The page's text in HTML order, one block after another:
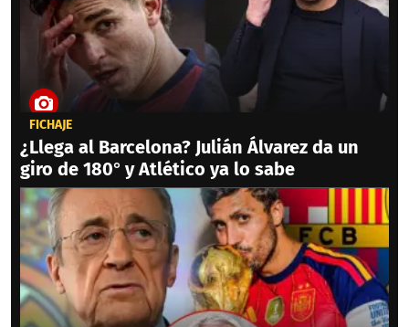
FICHAJE
¿Llega al Barcelona? Julián Álvarez da un
giro de 180° y Atlético ya lo sabe